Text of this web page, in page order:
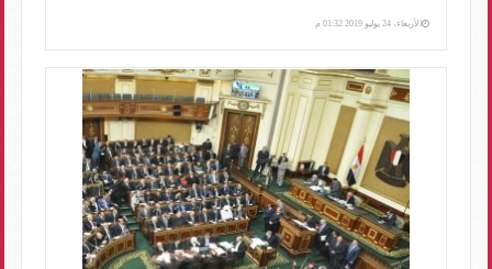
الأربعاء، 24 يوليو 2019 01:32 م